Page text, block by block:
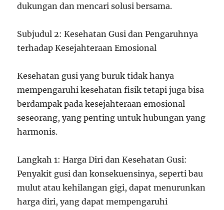
dukungan dan mencari solusi bersama.
Subjudul 2: Kesehatan Gusi dan Pengaruhnya
terhadap Kesejahteraan Emosional
Kesehatan gusi yang buruk tidak hanya
mempengaruhi kesehatan fisik tetapi juga bisa
berdampak pada kesejahteraan emosional
seseorang, yang penting untuk hubungan yang
harmonis.
Langkah 1: Harga Diri dan Kesehatan Gusi:
Penyakit gusi dan konsekuensinya, seperti bau
mulut atau kehilangan gigi, dapat menurunkan
harga diri, yang dapat mempengaruhi